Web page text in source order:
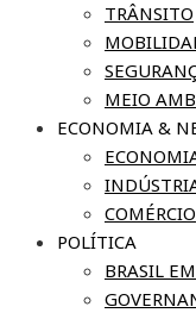
TRÂNSITO
MEIO
ECONOMIA &
COMÉRCIO
POLÍTICA
BRASIL